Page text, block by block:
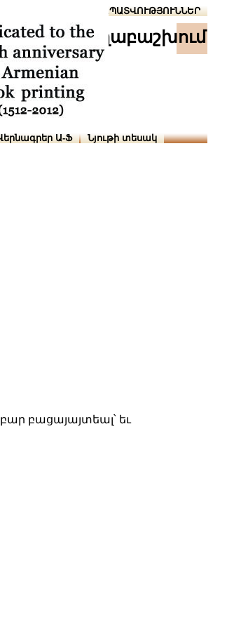
ՆԱԽԱՊԱՏՎՈՒԹՅՈՒՆՆԵՐ
աշխ․ տեղաբաշխում
Ա-Ֆ Նյութի տեսակ
բացայայտեալ՝ եւ